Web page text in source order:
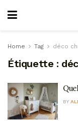
Home Tag déco
Étiquette :
BY